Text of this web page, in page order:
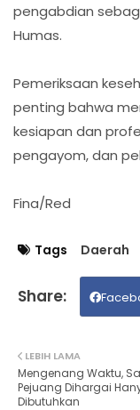
pengabdian
Humas.
Pemeriksaan
penting bahwa
kesiapan dan
pengayom, dan
Fina/Red
Tags Daerah
LEBIH LAMA
Mengenang Waktu,
Pejuang Dihargai
Dibutuhkan